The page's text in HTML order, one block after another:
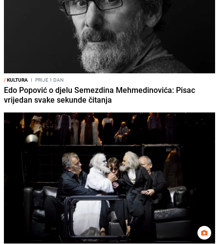
/KULTURA I PRIJE 1 DAN
Edo Popović o djelu Semezdina Mehmedinovića: Pisac
vrijedan svake sekunde čitanja